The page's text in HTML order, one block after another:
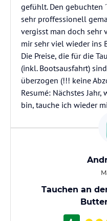
gefühlt. Den gebuchten
sehr proffessionell
vergisst man doch sehr
mir sehr viel wieder ins
Die Preise, die für die
(inkl. Bootsausfahrt)
überzogen (!!! keine
Resumé: Nächstes
bin, tauche ich wieder
Tauchen an